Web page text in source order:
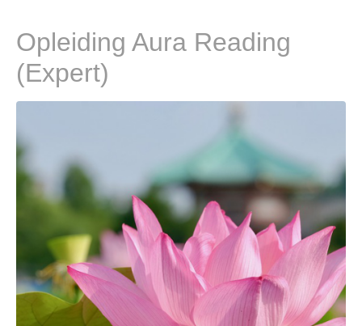
Opleiding Aura Reading
(Expert)